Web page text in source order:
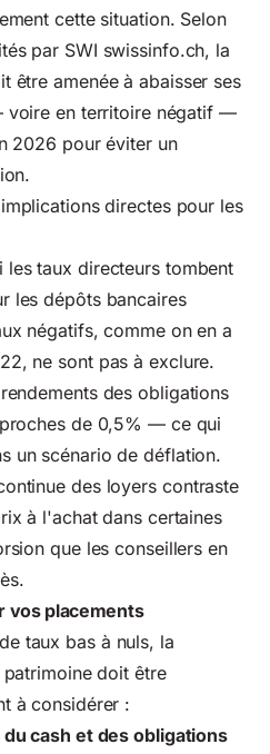
cette situation. Selon
par SWI swissinfo.ch, la
être amenée à abaisser ses
voire en territoire négatif —
2026 pour éviter un
directes pour les
les taux directeurs tombent
les dépôts bancaires
négatifs, comme on en a
ne sont pas à exclure.
des obligations
de 0,5% — ce qui
un scénario de déflation.
des loyerscontraste
à l'achat dans certaines
que les conseillers en
vos placements
taux bas à nuls, la
doit être
à considérer :
cash et des obligations